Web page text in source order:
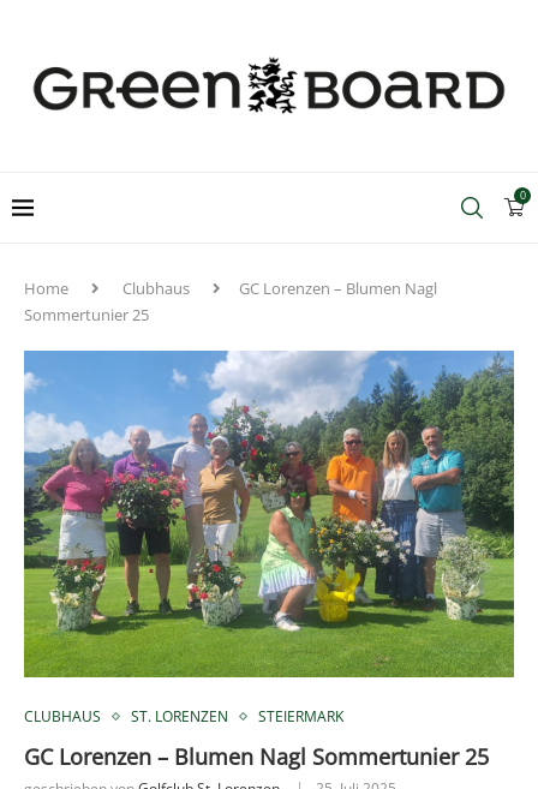
0
Home Clubhaus
GC Lorenzen – Blumen Nagl
Sommertunier 25
CLUBHAUS ST. LORENZEN STEIERMARK
GC Lorenzen – Blumen Nagl Sommertunier 25